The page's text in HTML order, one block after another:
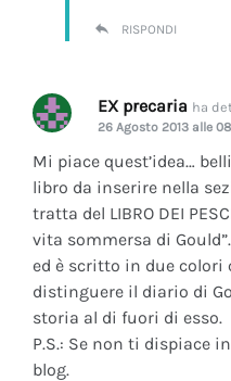
RISPONDI
EX precaria ha
26 Agosto 2013 alle
Mi piace quest’idea…
libro da inserire nella
tratta del LIBRO DEI
vita sommersa di
ed è scritto in due colori
distinguere il diario di
storia al di fuori di esso.
P.S.: Se non ti dispiace
blog.